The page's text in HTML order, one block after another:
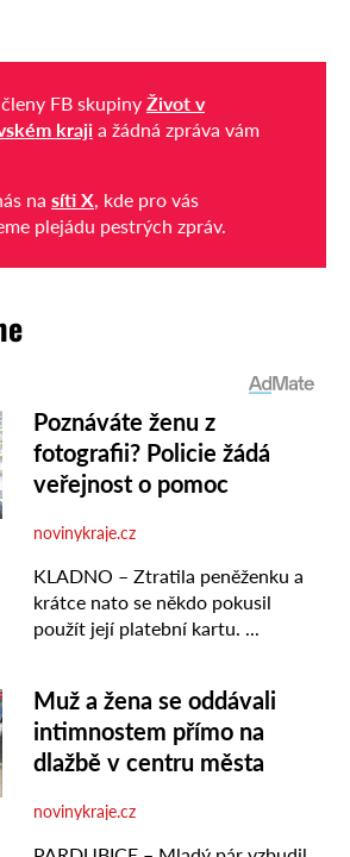
FB skupiny Život v
kraji a žádná zpráva vám
na síti X, kde pro vás
plejádu pestrých zpráv.